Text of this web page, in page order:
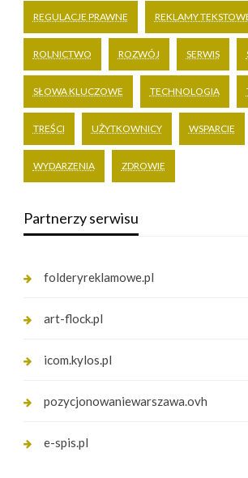
REGULACJE PRAWNE REKLAMY
ROLNICTWO ROZWÓJ SERWIS
SŁOWA KLUCZOWE TECHNOLOGIA
TREŚCI UŻYTKOWNICY WSPARCIE
WYDARZENIA ZDROWIE
Partnerzy serwisu
folderyreklamowe.pl
art-flock.pl
icom.kylos.pl
pozycjonowaniewarszawa.ovh
e-spis.pl